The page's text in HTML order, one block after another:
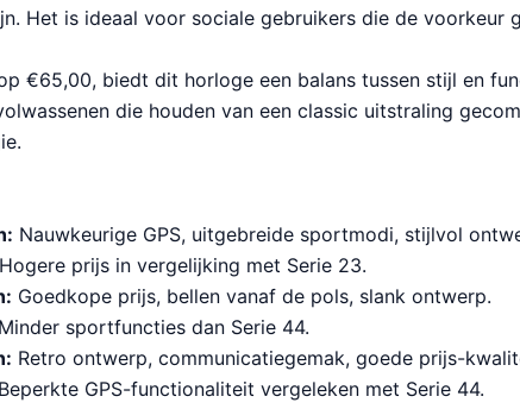
Het is ideaal voor sociale gebruikers die de voorkeur
€65,00, biedt dit horloge een balans tussen stijl en
die houden van een classic uitstraling
Nauwkeurige GPS, uitgebreide sportmodi, stijlvol
Hogere prijs in vergelijking met Serie 23.
Goedkope prijs, bellen vanaf de pols, slank ontwerp.
Minder sportfuncties dan Serie 44.
Retro ontwerp, communicatiegemak, goede prijs-
Beperkte GPS-functionaliteit vergeleken met Serie 44.